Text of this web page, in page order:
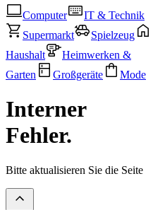
Computer
IT & Technik
Supermarkt
Spielzeug
Haushalt
Heimwerken &
Garten
Großgeräte Mode
Interner
Fehler.
Bitte aktualisieren Sie die Seite